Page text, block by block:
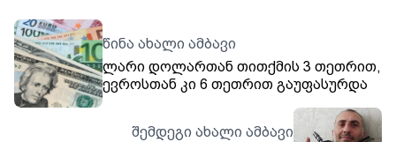
წინა ახალი ამბავი
ლარი დოლართან თითქმის 3 თეთრით,
ევროსთან კი 6 თეთრით გაუფასურდა
შემდეგი ახალი ამბავი